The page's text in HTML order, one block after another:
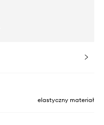
elastyczny materiał